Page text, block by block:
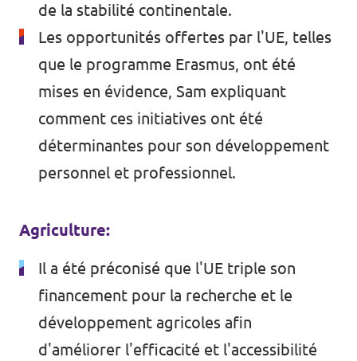
de la stabilité continentale.
Les opportunités offertes par l'UE, telles
que le programme Erasmus, ont été
mises en évidence, Sam expliquant
comment ces initiatives ont été
déterminantes pour son développement
personnel et professionnel.
Agriculture:
Il a été préconisé que l'UE triple son
financement pour la recherche et le
développement agricoles afin
d'améliorer l'efficacité et l'accessibilité